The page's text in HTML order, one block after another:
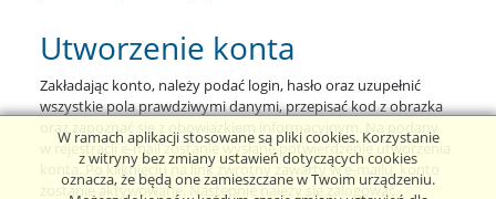
Utworzenie konta
Zakładając konto, należy podać login, hasło oraz uzupełnić
wszystkie pola prawdziwymi danymi, przepisać kod z obrazka
oraz zapoznać się z obowiązkiem informacyjnym. Na podany
w rejestracji e-mail zostanie wysłane potwierdzenie utworzenia
konta. Po kliknięciu na link zwrotny zawarty w e-mailu, konto
zostanie aktywowane. Następnie należy się zalogować.
W ramach aplikacji stosowane są pliki cookies. Korzystanie
z witryny bez zmiany ustawień dotyczących cookies
oznacza, że będą one zamieszczane w Twoim urządzeniu.